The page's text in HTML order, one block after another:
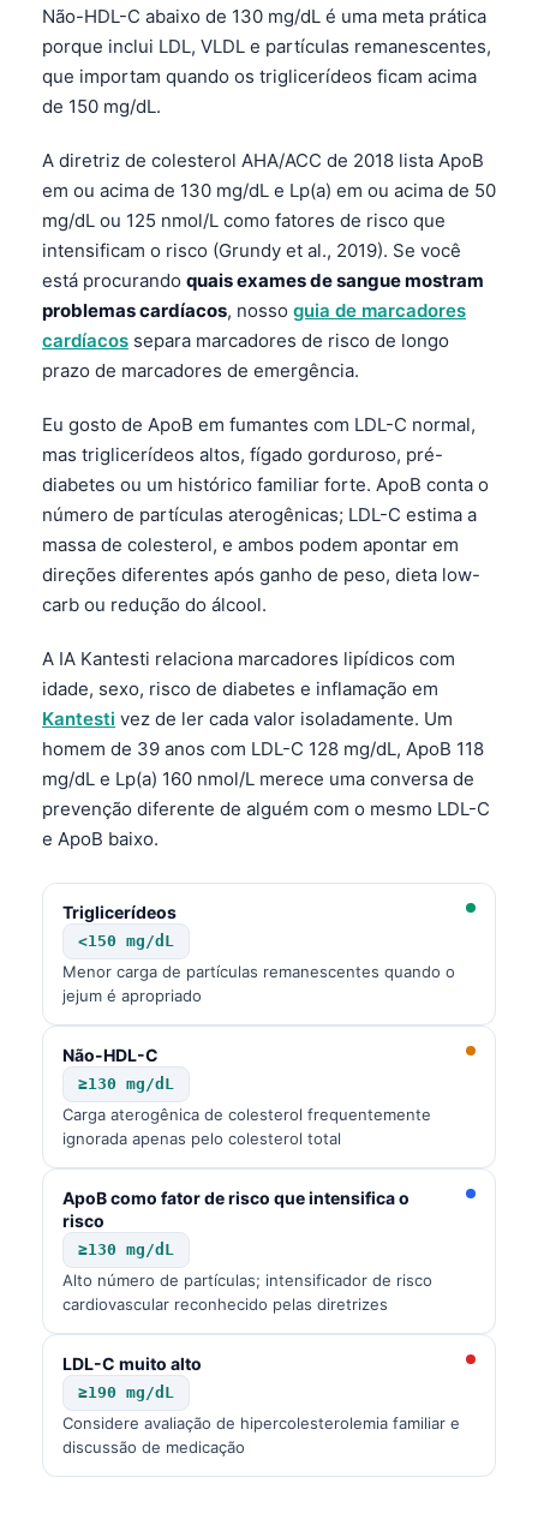
Não-HDL-C abaixo de 130 mg/dL é uma meta prática
porque inclui LDL, VLDL e partículas remanescentes,
que importam quando os triglicerídeos ficam acima
de 150 mg/dL.
A diretriz de colesterol AHA/ACC de 2018 lista ApoB
em ou acima de 130 mg/dL e Lp(a) em ou acima de 50
mg/dL ou 125 nmol/L como fatores de risco que
intensificam o risco (Grundy et al., 2019). Se você
está procurando quais exames de sangue mostram
problemas cardíacos, nosso guia de marcadores
cardíacos separa marcadores de risco de longo
prazo de marcadores de emergência.
Eu gosto de ApoB em fumantes com LDL-C normal,
mas triglicerídeos altos, fígado gorduroso, pré-
diabetes ou um histórico familiar forte. ApoB conta o
número de partículas aterogênicas; LDL-C estima a
massa de colesterol, e ambos podem apontar em
direções diferentes após ganho de peso, dieta low-
carb ou redução do álcool.
A IA Kantesti relaciona marcadores lipídicos com
idade, sexo, risco de diabetes e inflamação em
Kantesti vez de ler cada valor isoladamente. Um
homem de 39 anos com LDL-C 128 mg/dL, ApoB 118
mg/dL e Lp(a) 160 nmol/L merece uma conversa de
prevenção diferente de alguém com o mesmo LDL-C
e ApoB baixo.
Triglicerídeos
<150 mg/dL
Menor carga de partículas remanescentes quando o
jejum é apropriado
Não-HDL-C
≥130 mg/dL
Carga aterogênica de colesterol frequentemente
ignorada apenas pelo colesterol total
ApoB como fator de risco que intensifica o
risco
≥130 mg/dL
Alto número de partículas; intensificador de risco
cardiovascular reconhecido pelas diretrizes
LDL-C muito alto
≥190 mg/dL
Considere avaliação de hipercolesterolemia familiar e
discussão de medicação
Монгол
ພາສາລາວ
Basa Jawa
Cebuano
ئۇيغۇرچە
Кыргызча
Татар теле
Esperanto
Frysk
Ślōnskŏ gŏdka
Norsk bokmål